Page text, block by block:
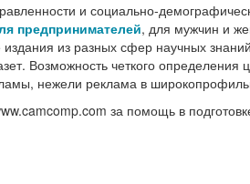
и социально-
предпринимателей, для мужчин и
из разных сфер научных
Возможность четкого
нежели реклама в
за помощь в